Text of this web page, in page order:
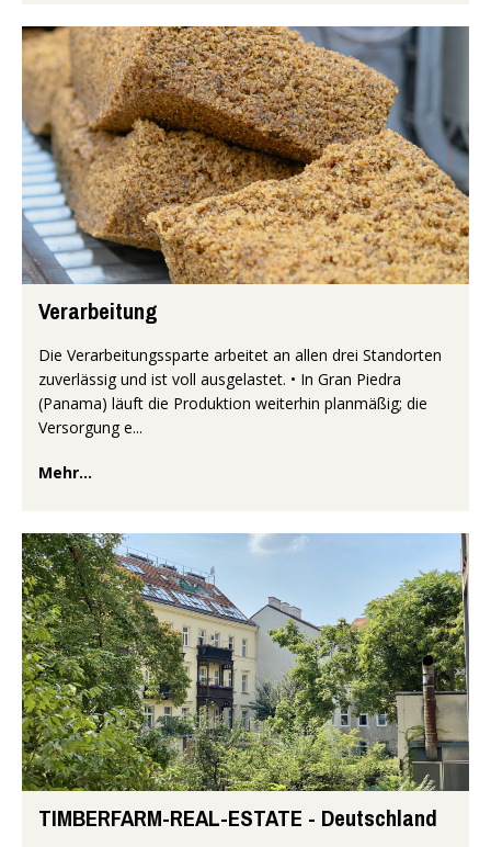
Verarbeitung
Die Verarbeitungssparte arbeitet an allen drei Standorten
zuverlässig und ist voll ausgelastet. • In Gran Piedra
(Panama) läuft die Produktion weiterhin planmäßig; die
Versorgung e...
Mehr...
TIMBERFARM-REAL-ESTATE - Deutschland